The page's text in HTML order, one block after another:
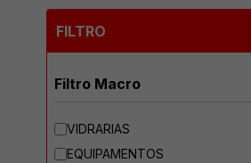
FILTRO
Filtro Macro
VIDRARIAS
EQUIPAMENTOS